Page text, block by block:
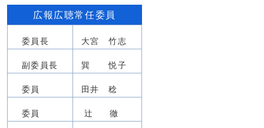
広報広聴常任委員
委員長 大宮 竹志
副委員長 巽 悦子
委員 田井 稔
委員 辻 徹